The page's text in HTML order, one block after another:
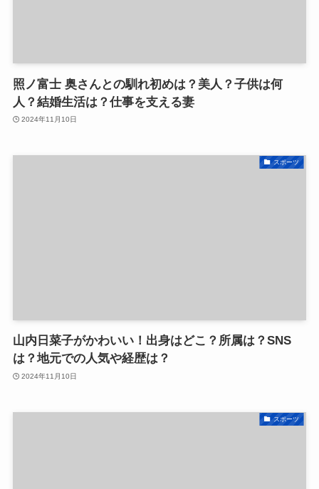
照ノ富士 奥さんとの馴れ初めは？美人？子供は何
人？結婚生活は？仕事を支える妻
2024年11月10日
スポーツ
山内日菜子がかわいい！出身はどこ？所属は？SNS
は？地元での人気や経歴は？
2024年11月10日
スポーツ